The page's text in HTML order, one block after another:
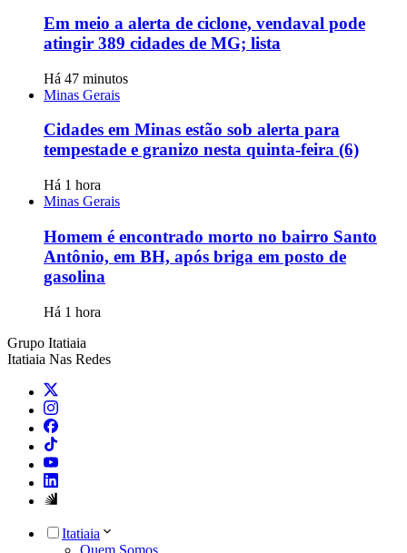
Em meio a alerta de ciclone, vendaval pode
atingir 389 cidades de MG; lista
Há 47 minutos
Minas Gerais
Cidades em Minas estão sob alerta para
tempestade e granizo nesta quinta-feira (6)
Há 1 hora
Minas Gerais
Homem é encontrado morto no bairro Santo
Antônio, em BH, após briga em posto de
gasolina
Há 1 hora
Grupo Itatiaia
Itatiaia Nas Redes
Itatiaia
Quem Somos